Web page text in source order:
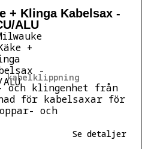
+ Klinga Kabelsax -
ALU
och klingenhet från
för kabelsaxar för
och
Se detaljer